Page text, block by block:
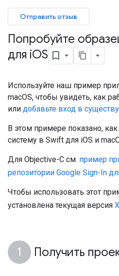
Отправить отзыв
Попробуйте
для iOS
Используйте наш пример
macOS, чтобы увидеть, как
или добавьте вход в
В этом примере показано,
систему в Swift для iOS и
Для Objective-C см. пример
репозитории Google Sign-In
Чтобы использовать этот
установлена ​​текущая версия
Получить